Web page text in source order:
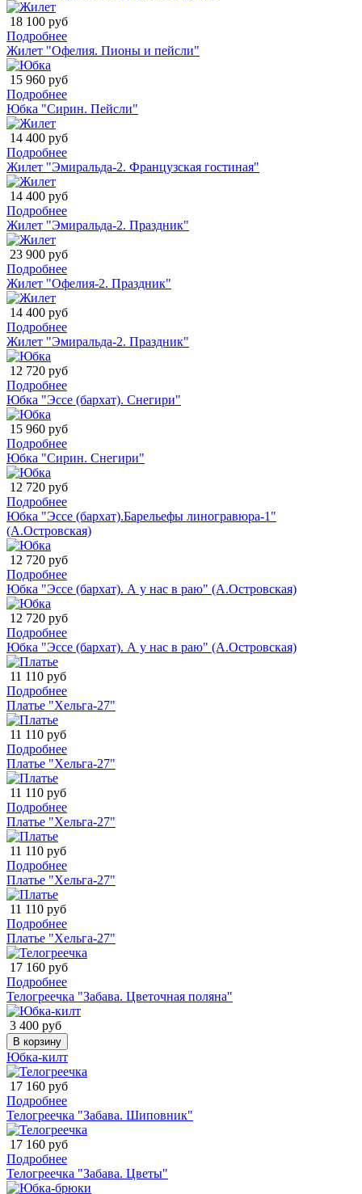
18 100 руб
Подробнее
Жилет "Офелия. Пионы и пейсли"
15 960 руб
Подробнее
Юбка "Сирин. Пейсли"
14 400 руб
Подробнее
Жилет "Эмиральда-2. Французская гостиная"
14 400 руб
Подробнее
Жилет "Эмиральда-2. Праздник"
23 900 руб
Подробнее
Жилет "Офелия-2. Праздник"
14 400 руб
Подробнее
Жилет "Эмиральда-2. Праздник"
12 720 руб
Подробнее
Юбка "Эссе (бархат). Снегири"
15 960 руб
Подробнее
Юбка "Сирин. Снегири"
12 720 руб
Подробнее
Юбка "Эссе (бархат).Барельефы линогравюра-1"
(А.Островская)
12 720 руб
Подробнее
Юбка "Эссе (бархат). А у нас в раю" (А.Островская)
12 720 руб
Подробнее
Юбка "Эссе (бархат). А у нас в раю" (А.Островская)
11 110 руб
Подробнее
Платье "Хельга-27"
11 110 руб
Подробнее
Платье "Хельга-27"
11 110 руб
Подробнее
Платье "Хельга-27"
11 110 руб
Подробнее
Платье "Хельга-27"
11 110 руб
Подробнее
Платье "Хельга-27"
17 160 руб
Подробнее
Телогреечка "Забава. Цветочная поляна"
3 400 руб
В корзину
Юбка-килт
17 160 руб
Подробнее
Телогреечка "Забава. Шиповник"
17 160 руб
Подробнее
Телогреечка "Забава. Цветы"